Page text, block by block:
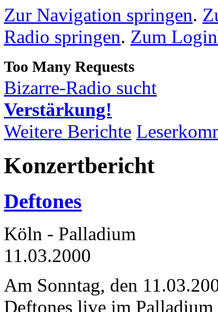
Zur Navigation springen.
Radio springen. Zum
Bizarre-Radio sucht
Verstärkung!
Weitere Berichte
Konzertbericht
Deftones
Köln - Palladium
11.03.2000
Am Sonntag, den
Deftones live im